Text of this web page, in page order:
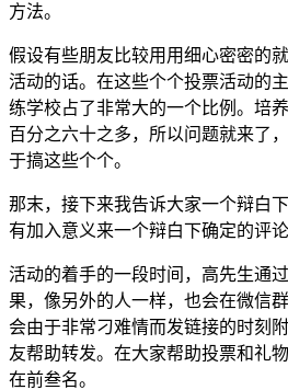
方法。
假设有些朋友比较用用细心密密的
活动的话。在这些个个投票活动的
练学校占了非常大的一个比例。培
百分之六十之多，所以问题就来了
于搞这些个个。
那末，接下来我告诉大家一个辩白
有加入意义来一个辩白下确定的评论
活动的着手的一段时间，高先生通
果，像另外的人一样，也会在微信
会由于非常刁难情而发链接的时刻
友帮助转发。在大家帮助投票和礼
在前叁名。